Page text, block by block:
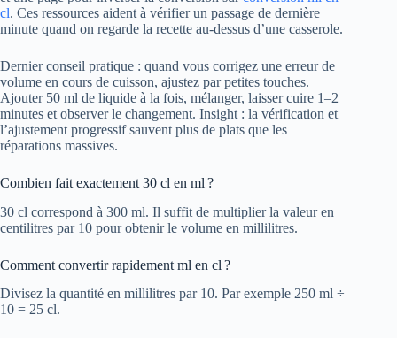
cl. Ces ressources aident à vérifier un passage de dernière
minute quand on regarde la recette au-dessus d’une casserole.
Dernier conseil pratique : quand vous corrigez une erreur de
volume en cours de cuisson, ajustez par petites touches.
Ajouter 50 ml de liquide à la fois, mélanger, laisser cuire 1–2
minutes et observer le changement. Insight : la vérification et
l’ajustement progressif sauvent plus de plats que les
réparations massives.
Combien fait exactement 30 cl en ml ?
30 cl correspond à 300 ml. Il suffit de multiplier la valeur en
centilitres par 10 pour obtenir le volume en millilitres.
Comment convertir rapidement ml en cl ?
Divisez la quantité en millilitres par 10. Par exemple 250 ml ÷
10 = 25 cl.